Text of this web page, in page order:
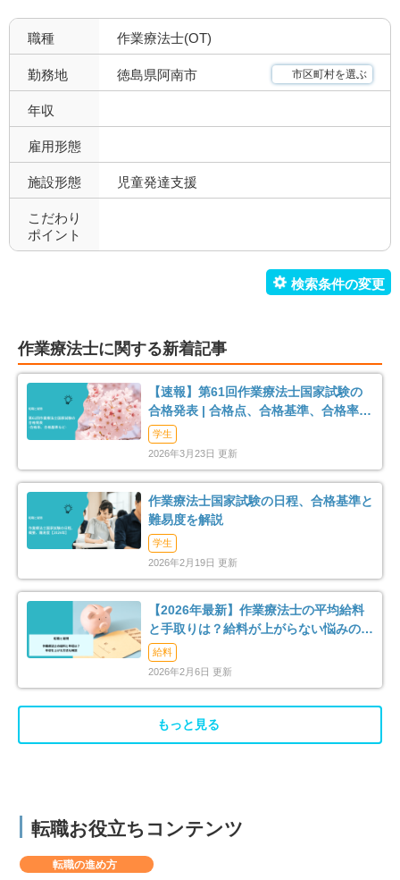
デイケア(精神科) 0 デイケア 0
デイサービス 訪問看護・リハ
サービス付き高齢者向け住
ショートステイ 0 小規模多機能 0
小児療育
放課後等デイサービス 4
職種 作業療法士(OT)
勤務地 徳島県阿南市 市区町村を選ぶ
年収
雇用形態
施設形態 児童発達支援
こだわり
ポイント
作業療法士に関する新着記事
【速報】第61回作業療法士国家試験の
合格発表 | 合格点、合格基準、合格率
（2026年）
学生
2026年3月23日 更新
作業療法士国家試験の日程、合格基準と
難易度を解説
学生
2026年2月19日 更新
【2026年最新】作業療法士の平均給料
と手取りは？給料が上がらない悩みの解
消法まで解説
給料
2026年2月6日 更新
もっと見る
転職お役立ちコンテンツ
転職の進め方